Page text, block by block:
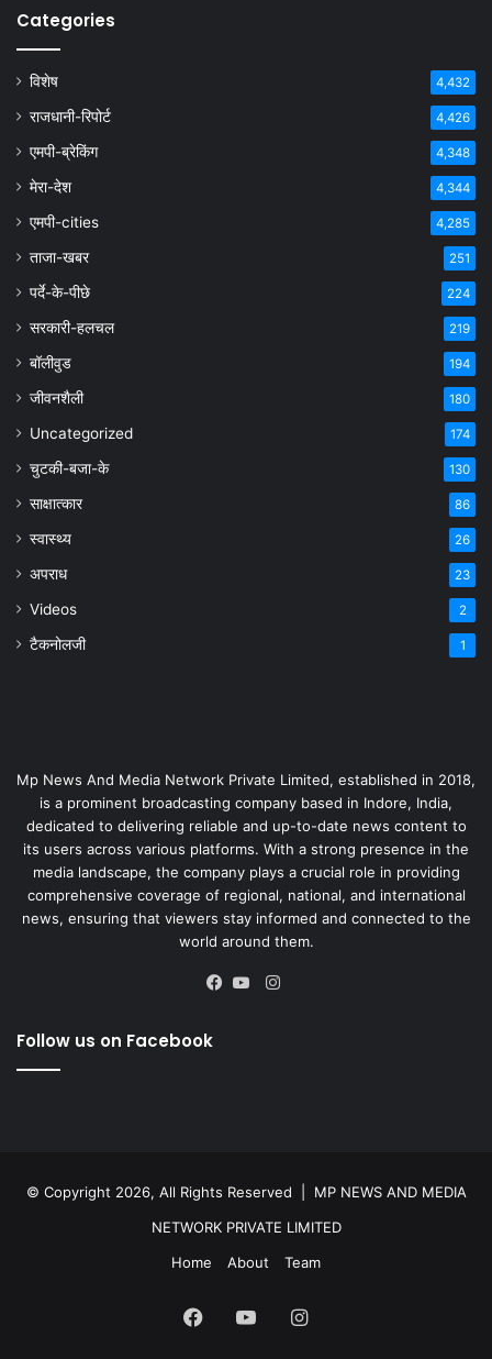
Categories
विशेष 4,432
राजधानी-रिपोर्ट 4,426
एमपी-ब्रेकिंग 4,348
मेरा-देश 4,344
एमपी-cities 4,285
ताजा-खबर 251
पर्दे-के-पीछे 224
सरकारी-हलचल 219
बॉलीवुड 194
जीवनशैली 180
Uncategorized 174
चुटकी-बजा-के 130
साक्षात्कार 86
स्वास्थ्य 26
अपराध 23
Videos 2
टैकनोलजी 1
Mp News And Media Network Private Limited, established in 2018,
is a prominent broadcasting company based in Indore, India,
dedicated to delivering reliable and up-to-date news content to
its users across various platforms. With a strong presence in the
media landscape, the company plays a crucial role in providing
comprehensive coverage of regional, national, and international
news, ensuring that viewers stay informed and connected to the
world around them.
Instagram
Follow us on Facebook
© Copyright 2026, All Rights Reserved | MP NEWS AND MEDIA
NETWORK PRIVATE LIMITED
Home
About Team
Facebook
YouTubeInstagram